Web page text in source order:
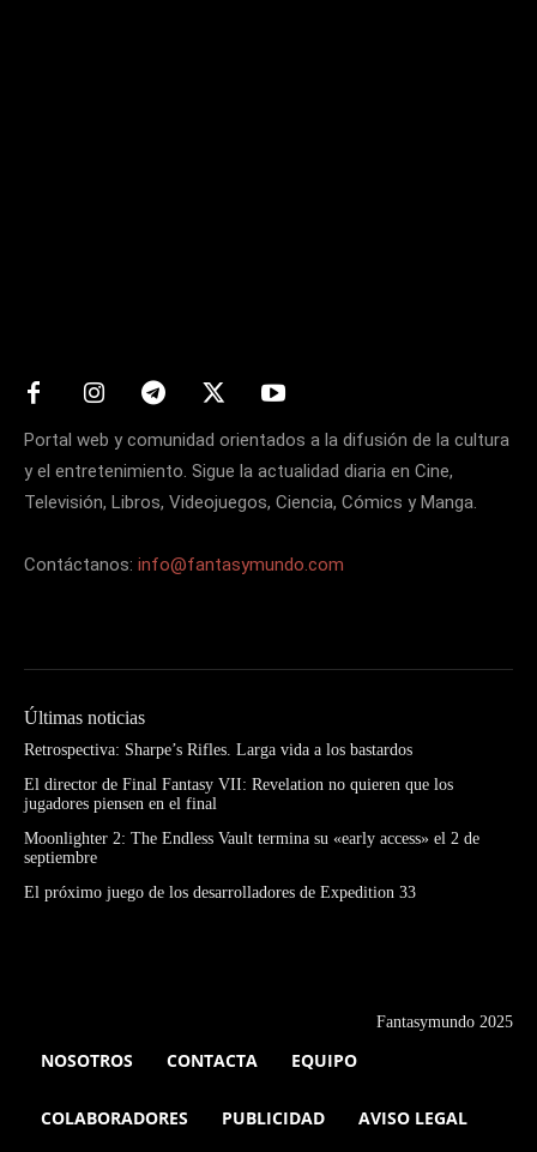
Portal web y comunidad orientados a la difusión de la cultura
y el entretenimiento. Sigue la actualidad diaria en Cine,
Televisión, Libros, Videojuegos, Ciencia, Cómics y Manga.
Contáctanos: info@fantasymundo.com
Últimas noticias
Retrospectiva: Sharpe’s Rifles. Larga vida a los bastardos
El director de Final Fantasy VII: Revelation no quieren que los
jugadores piensen en el final
Moonlighter 2: The Endless Vault termina su «early access» el 2 de
septiembre
El próximo juego de los desarrolladores de Expedition 33
Fantasymundo 2025
NOSOTROS CONTACTA EQUIPO
COLABORADORES PUBLICIDAD AVISO LEGAL